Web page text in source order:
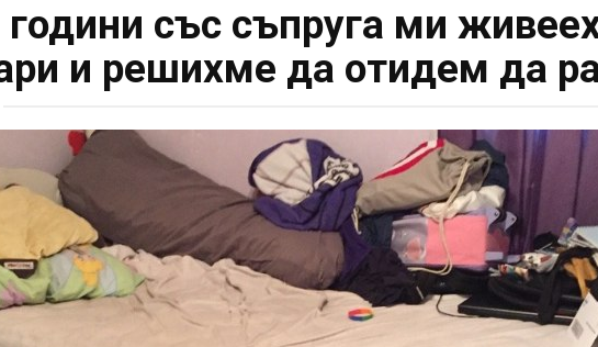
със съпруга ми
и решихме да отидем да